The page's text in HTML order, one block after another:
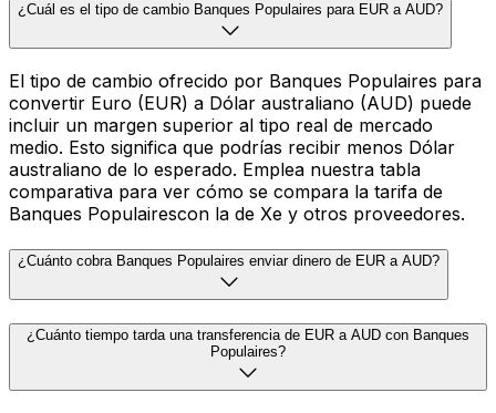
¿Cuál es el tipo de cambio Banques Populaires para EUR a AUD?
El tipo de cambio ofrecido por Banques Populaires para
convertir Euro (EUR) a Dólar australiano (AUD) puede
incluir un margen superior al tipo real de mercado
medio. Esto significa que podrías recibir menos Dólar
australiano de lo esperado. Emplea nuestra tabla
comparativa para ver cómo se compara la tarifa de
Banques Populairescon la de Xe y otros proveedores.
¿Cuánto cobra Banques Populaires enviar dinero de EUR a AUD?
¿Cuánto tiempo tarda una transferencia de EUR a AUD con Banques
Populaires?